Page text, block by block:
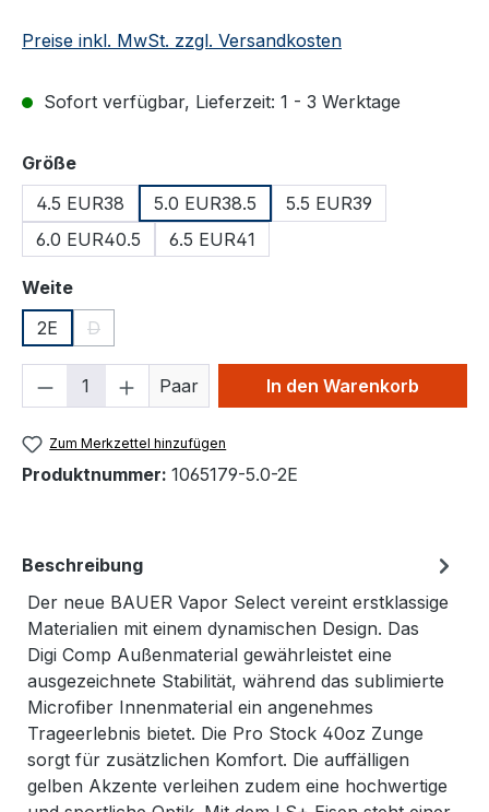
Preise inkl. MwSt. zzgl. Versandkosten
Sofort verfügbar, Lieferzeit: 1 - 3 Werktage
Größeauswählen
4.5 EUR38
5.0 EUR38.5
5.5 EUR39
6.0 EUR40.5
6.5 EUR41
Weiteauswählen
2E
D
(Diese Option ist zurzeit nicht verfügbar.)
Produkt Anzahl: Gib den
Paar In den Warenkorb
Zum Merkzettel hinzufügen
Produktnummer: 1065179-5.0-2E
Beschreibung
Der neue BAUER Vapor Select vereint erstklassige
Materialien mit einem dynamischen Design. Das
Digi Comp Außenmaterial gewährleistet eine
ausgezeichnete Stabilität, während das sublimierte
Microfiber Innenmaterial ein angenehmes
Trageerlebnis bietet. Die Pro Stock 40oz Zunge
sorgt für zusätzlichen Komfort. Die auffälligen
gelben Akzente verleihen zudem eine hochwertige